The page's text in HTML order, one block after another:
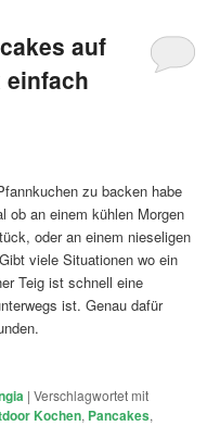
auf
einfach
zu backen habe
ob an einem kühlen Morgen
oder an einem nieseligen
viele Situationen wo ein
Teig ist schnell eine
ist. Genau dafür
|Verschlagwortet mit
Kochen, Pancakes,